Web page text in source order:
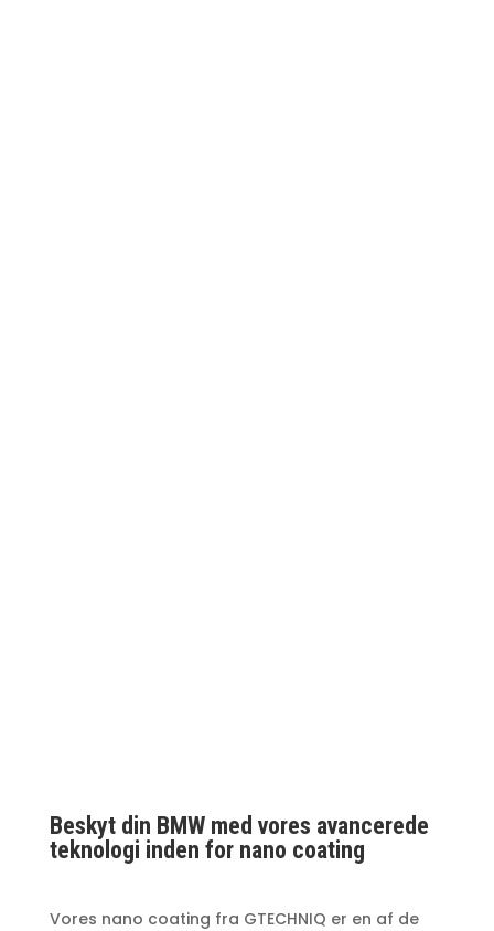
Beskyt din BMW med vores avancerede
teknologi inden for nano coating
Vores nano coating fra GTECHNIQ er en af de